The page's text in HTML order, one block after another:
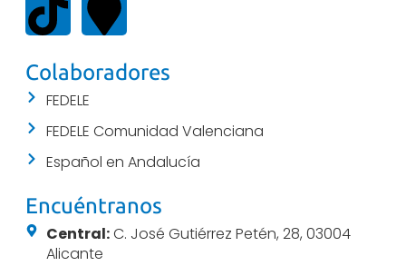
Colaboradores
FEDELE
FEDELE Comunidad Valenciana
Español en Andalucía
Encuéntranos
Central:C. José Gutiérrez Petén, 28, 03004
Alicante